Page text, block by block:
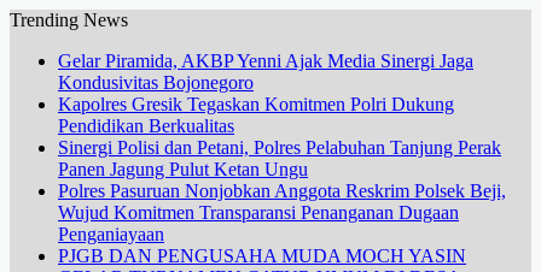
Trending News
Gelar Piramida, AKBP Yenni Ajak Media Sinergi Jaga
Kondusivitas Bojonegoro
Kapolres Gresik Tegaskan Komitmen Polri Dukung
Pendidikan Berkualitas
Sinergi Polisi dan Petani, Polres Pelabuhan Tanjung Perak
Panen Jagung Pulut Ketan Ungu
Polres Pasuruan Nonjobkan Anggota Reskrim Polsek Beji,
Wujud Komitmen Transparansi Penanganan Dugaan
Penganiayaan
PJGB DAN PENGUSAHA MUDA MOCH YASIN